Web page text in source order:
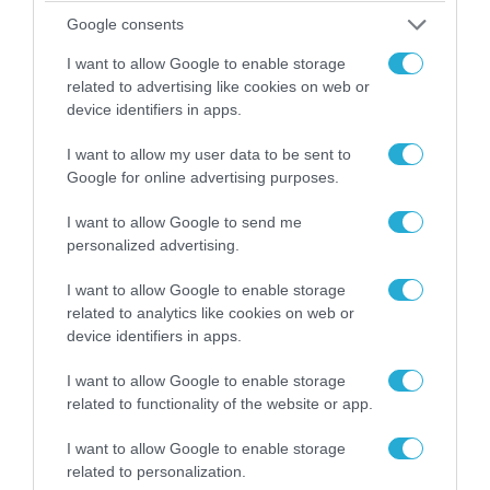
Google consents
I want to allow Google to enable storage
related to advertising like cookies on web or
device identifiers in apps.
I want to allow my user data to be sent to
Google for online advertising purposes.
I want to allow Google to send me
personalized advertising.
I want to allow Google to enable storage
related to analytics like cookies on web or
device identifiers in apps.
I want to allow Google to enable storage
related to functionality of the website or app.
I want to allow Google to enable storage
related to personalization.
08.09.2019 | 09:48
Φωτιά σε σκάφος στην Μονή Αίγινας –
Ακούστηκαν πολλές εκρήξεις
Στις φλόγες τυλίχτηκε σήμερα το πρωί ένα σκάφος
που βρισκόταν στην Μονή, το νησάκι κοντά στην
Αίγινα, στο οποίο επέβαιναν δύο Ελληνες, οι οποίοι
βγήκαν από το σκάφος και είναι καλά στην υγεία
Λιμενικό το σκάφος ήταν δεμένο στην πλαζ του
νησιού και πριν ξεσπάσει η φωτιά […]